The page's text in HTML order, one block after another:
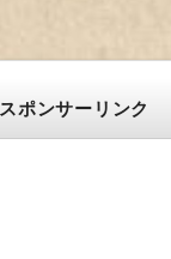
スポンサーリンク